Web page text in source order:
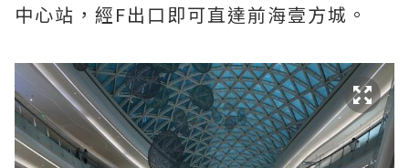
中心站，經F出口即可直達前海壹方城。